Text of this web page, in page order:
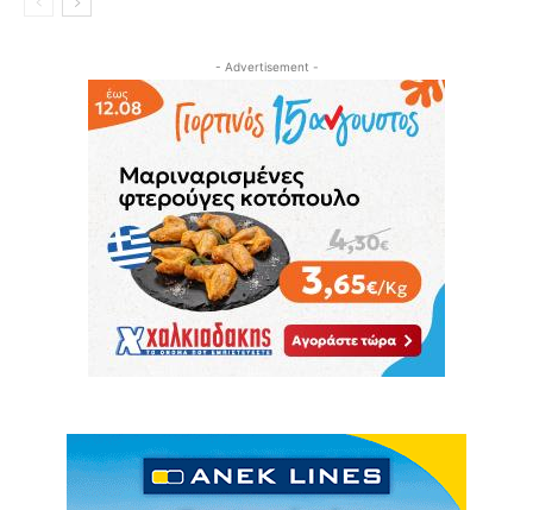
- Advertisement -